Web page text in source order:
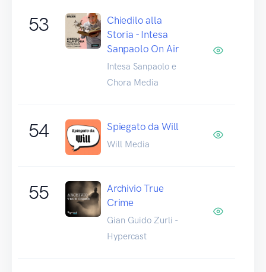
53
Chiedilo alla
Storia - Intesa
Sanpaolo On Air
Intesa Sanpaolo e
Chora Media
54 Spiegato da Will
Will Media
55
Archivio True
Crime
Gian Guido Zurli -
Hypercast